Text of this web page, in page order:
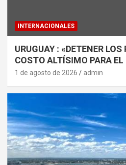
INTERNACIONALES
URUGUAY : «DETENER
COSTO ALTÍSIMO PARA EL
1 de agosto de 2026 admin